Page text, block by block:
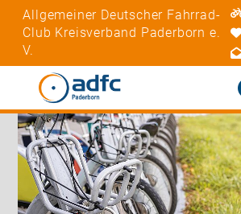
Allgemeiner Deutscher Fahrrad-
Club Kreisverband Paderborn e.
V.